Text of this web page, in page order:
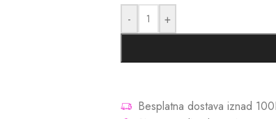
- +
Besplatna dostava iznad